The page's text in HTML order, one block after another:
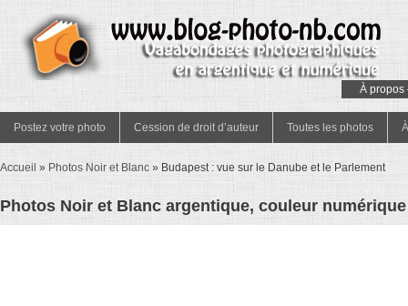
À propos
Postez votre photo Cession de droit d’auteur Toutes les photos
Accueil » Photos Noir et Blanc » Budapest : vue sur le Danube et le Parlement
Photos Noir et Blanc argentique, couleur